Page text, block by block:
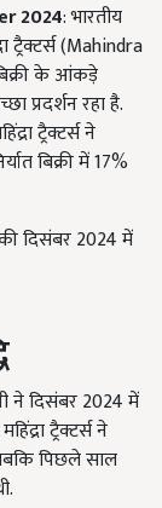
2024: भारतीय
ट्रैक्टर्स (Mahindra
के आंकड़े
प्रदर्शन रहा है.
ट्रैक्टर्स ने
बिक्री में 17%
दिसंबर 2024 में
ने दिसंबर 2024 में
ट्रैक्टर्स ने
पिछले साल